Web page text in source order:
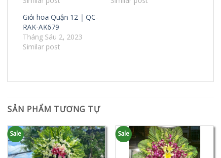
Giỏi hoa Quận 12 | QC-
RAK-AK679
Tháng Sáu 2, 2023
Similar post
SẢN PHẨM TƯƠNG TỰ
Sale Sale